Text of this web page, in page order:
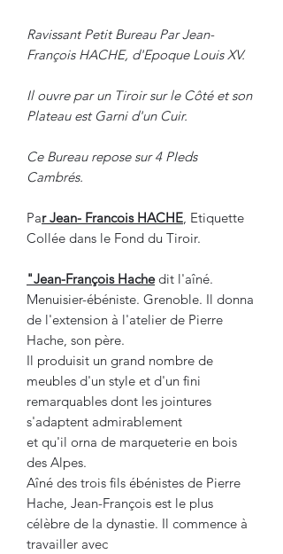
Ravissant Petit Bureau Par Jean-
François HACHE, d'Epoque Louis XV.
Il ouvre par un Tiroir sur le Côté et son
Plateau est Garni d'un Cuir.
Ce Bureau repose sur 4 PIeds
Cambrés.
Par Jean- Francois HACHE , Etiquette
Collée dans le Fond du Tiroir.
"Jean-François Hachedit l'aîné.
Menuisier-ébéniste. Grenoble. Il donna
de l'extension à l'atelier de Pierre
Hache, son père.
Il produisit un grand nombre de
meubles d'un style et d'un fini
remarquables dont les jointures
s'adaptent admirablement
et qu'il orna de marqueterie en bois
des Alpes.
Aîné des trois fils ébénistes de Pierre
Hache, Jean-François est le plus
célèbre de la dynastie. Il commence à
travailler avec